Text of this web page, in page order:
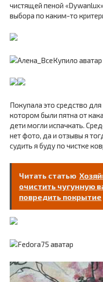
чистящей пеной
выбора по каким-то
Покупала это средство
котором были пятна от
дети могли испачкать.
нет фото, да и отзывы я
судить я буду по чистке
Читать статью
очистить чугунную
повредить покрытие